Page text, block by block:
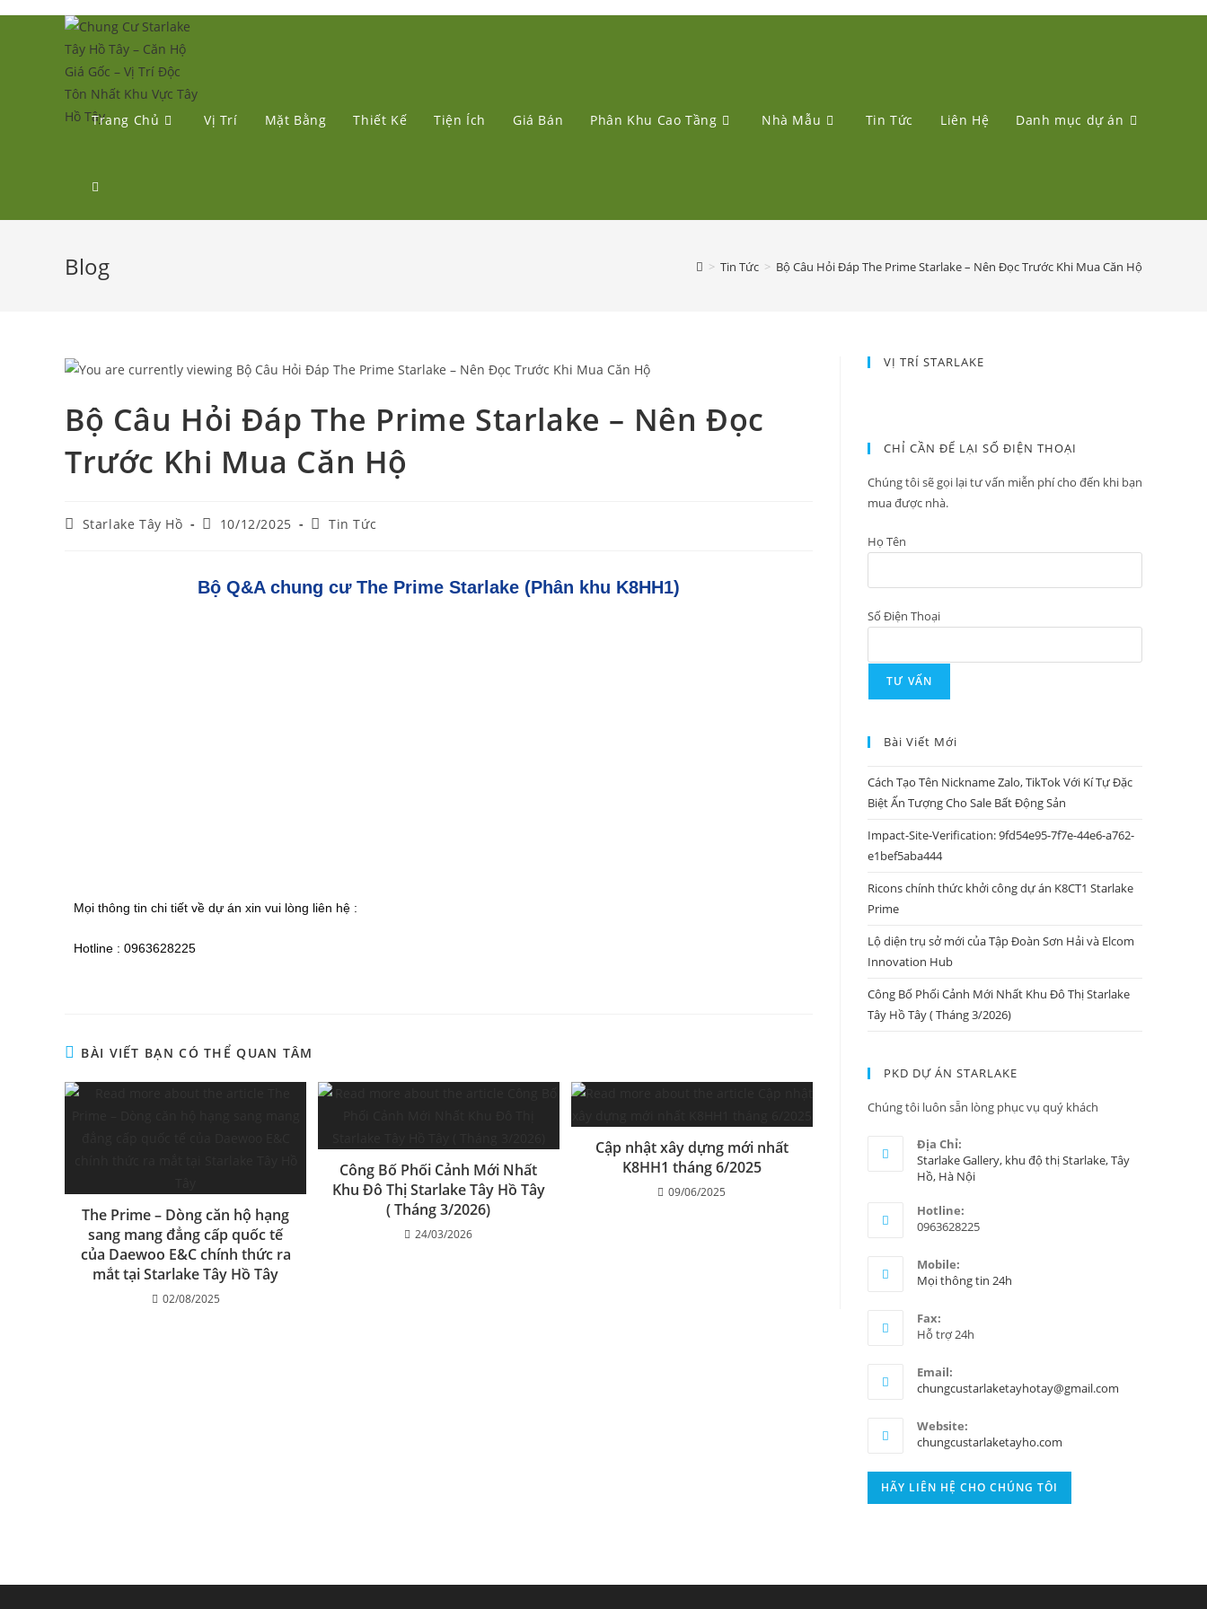
Trang Chủ Vị Trí Mặt Bằng Thiết Kế Tiện Ích Giá Bán Phân Khu Cao Tầng Nhà Mẫu Tin Tức Liên Hệ Danh mục dự án
Blog > Tin Tức > Bộ Câu Hỏi Đáp The Prime Starlake – Nên Đọc Trước Khi Mua Căn Hộ
Bộ Câu Hỏi Đáp The Prime Starlake – Nên Đọc
Trước Khi Mua Căn Hộ
Starlake Tây Hồ 10/12/2025 Tin Tức
Bộ Q&A chung cư The Prime Starlake (Phân khu K8HH1)
Mọi thông tin chi tiết về dự án xin vui lòng liên hệ :
Hotline : 0963628225
BÀI VIẾT BẠN CÓ THỂ QUAN TÂM
The Prime – Dòng căn hộ hạng
sang mang đẳng cấp quốc tế
của Daewoo E&C chính thức ra
mắt tại Starlake Tây Hồ Tây
02/08/2025
Công Bố Phối Cảnh Mới Nhất
Khu Đô Thị Starlake Tây Hồ Tây
( Tháng 3/2026)
24/03/2026
Cập nhật xây dựng mới nhất
K8HH1 tháng 6/2025
09/06/2025
VỊ TRÍ STARLAKE
CHỈ CẦN ĐỂ LẠI SỐ ĐIỆN THOẠI
Chúng tôi sẽ gọi lại tư vấn miễn phí cho đến khi bạn
mua được nhà.
Họ Tên
Số Điện Thoại
Bài Viết Mới
Cách Tạo Tên Nickname Zalo, TikTok Với Kí Tự Đặc
Biệt Ấn Tượng Cho Sale Bất Động Sản
Impact-Site-Verification: 9fd54e95-7f7e-44e6-a762-
e1bef5aba444
Ricons chính thức khởi công dự án K8CT1 Starlake
Prime
Lộ diện trụ sở mới của Tập Đoàn Sơn Hải và Elcom
Innovation Hub
Công Bố Phối Cảnh Mới Nhất Khu Đô Thị Starlake
Tây Hồ Tây ( Tháng 3/2026)
PKD DỰ ÁN STARLAKE
Chúng tôi luôn sẵn lòng phục vụ quý khách
Địa Chỉ:
Starlake Gallery, khu độ thị Starlake, Tây
Hồ, Hà Nội
Hotline:
0963628225
Mobile:
Mọi thông tin 24h
Fax:
Hỗ trợ 24h
Email:
chungcustarlaketayhotay@gmail.com
Website:
chungcustarlaketayho.com
HÃY LIÊN HỆ CHO CHÚNG TÔI